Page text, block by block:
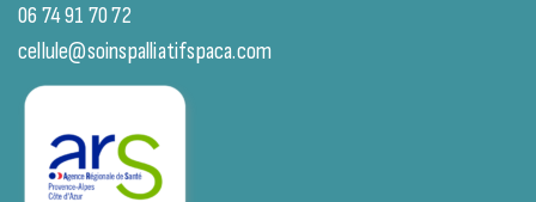
06 74 91 70 72
cellule@soinspalliatifspaca.com